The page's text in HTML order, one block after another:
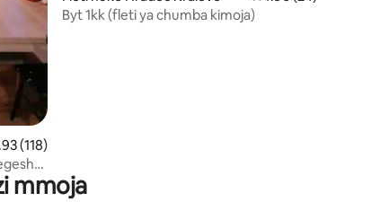
wa wastani wa 4.93 kati ya 5, tathmini 118
(118)
jiji
Byt 1kk (fleti ya chumba kimoja)
mmoja